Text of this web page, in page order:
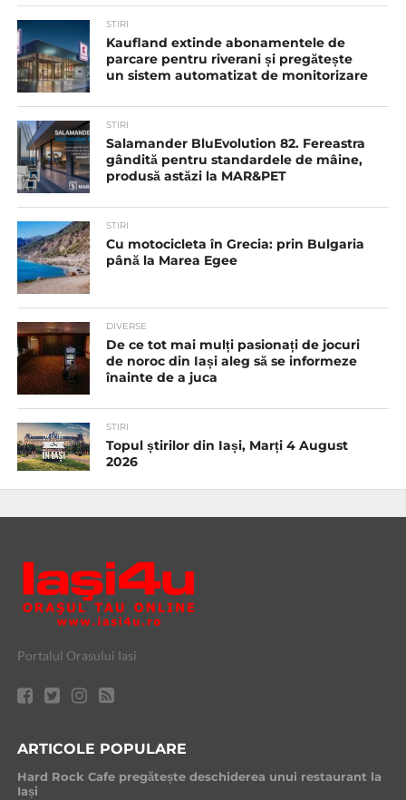
STIRI
Kaufland extinde abonamentele de
parcare pentru riverani și pregătește
un sistem automatizat de monitorizare
STIRI
Salamander BluEvolution 82. Fereastra
gândită pentru standardele de mâine,
produsă astăzi la MAR&PET
STIRI
Cu motocicleta în Grecia: prin Bulgaria
până la Marea Egee
DIVERSE
De ce tot mai mulți pasionați de jocuri
de noroc din Iași aleg să se informeze
înainte de a juca
STIRI
Topul știrilor din Iași, Marți 4 August
2026
Portalul Orasului Iasi
ARTICOLE POPULARE
Hard Rock Cafe pregătește deschiderea unui restaurant la
Iași